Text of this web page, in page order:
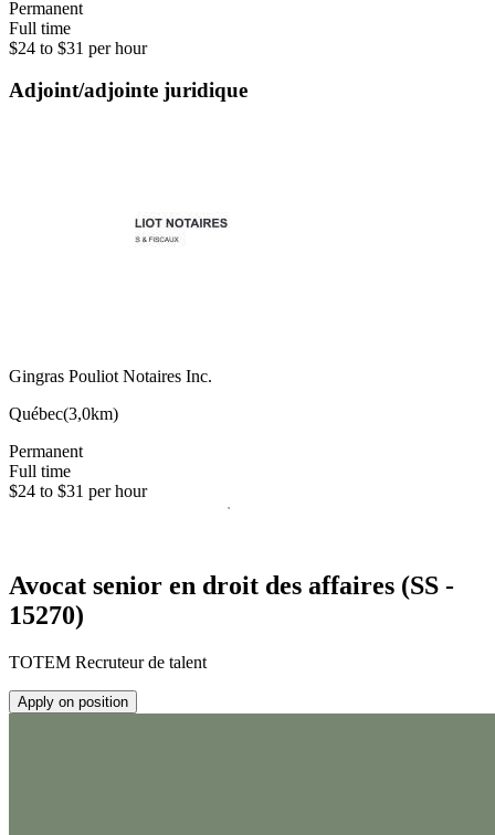
Permanent
Full time
$24 to $31 per hour
Adjoint/adjointe juridique
Gingras Pouliot Notaires Inc.
Québec(3,0km)
Permanent
Full time
$24 to $31 per hour
Avocat senior en droit des affaires (SS -
15270)
TOTEM Recruteur de talent
Apply on position